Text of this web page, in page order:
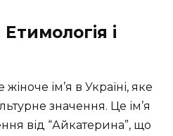
і
ім’я в Україні, яке
значення. Це ім’я
від “Айкатерина”, що